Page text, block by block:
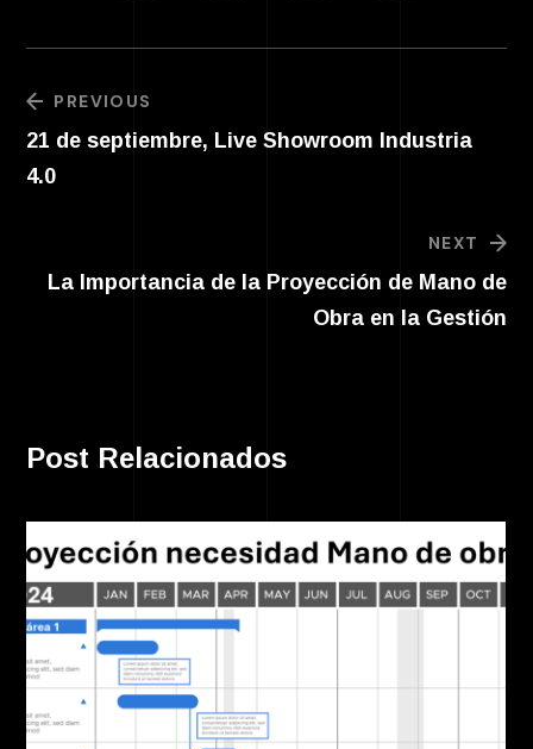
PREVIOUS
21 de septiembre, Live Showroom Industria
4.0
NEXT
La Importancia de la Proyección de Mano de
Obra en la Gestión
Post Relacionados